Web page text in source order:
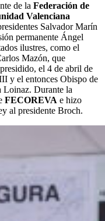
de la Federación de
Valenciana
Salvador Marín
permanente Ángel
ilustres, como el
Mazón, que
el 4 de abril de
y el entonces Obispo de
Loinaz. Durante la
FECOREVA e hizo
al presidente Broch.